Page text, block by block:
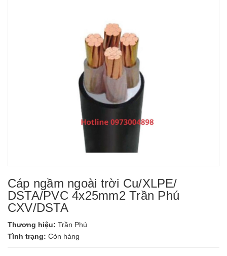
Cáp ngầm ngoài trời Cu/XLPE/
DSTA/PVC 4x25mm2 Trần Phú
CXV/DSTA
Thương hiệu: Trần Phú
Tình trạng: Còn hàng